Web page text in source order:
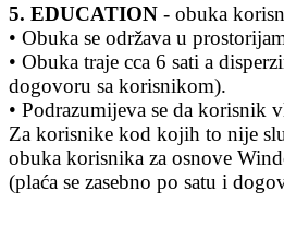
5. EDUCATION - obuka
• Obuka se održava u
• Obuka traje cca 6 sati a
dogovoru sa korisnikom).
• Podrazumijeva se da korisnik
Za korisnike kod kojih to nije
obuka korisnika za osnove
(plaća se zasebno po satu i